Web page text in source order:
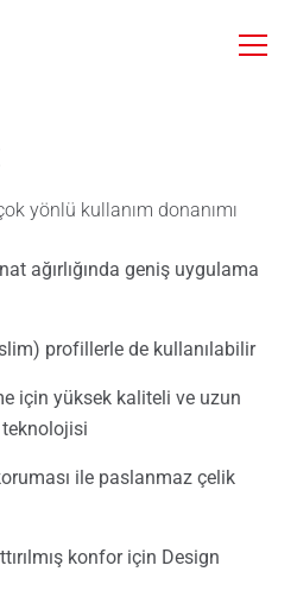
yönlü kullanım donanımı
ağırlığında geniş uygulama
profillerle de kullanılabilir
için yüksek kaliteli ve uzun
ile paslanmaz çelik
konfor için Design